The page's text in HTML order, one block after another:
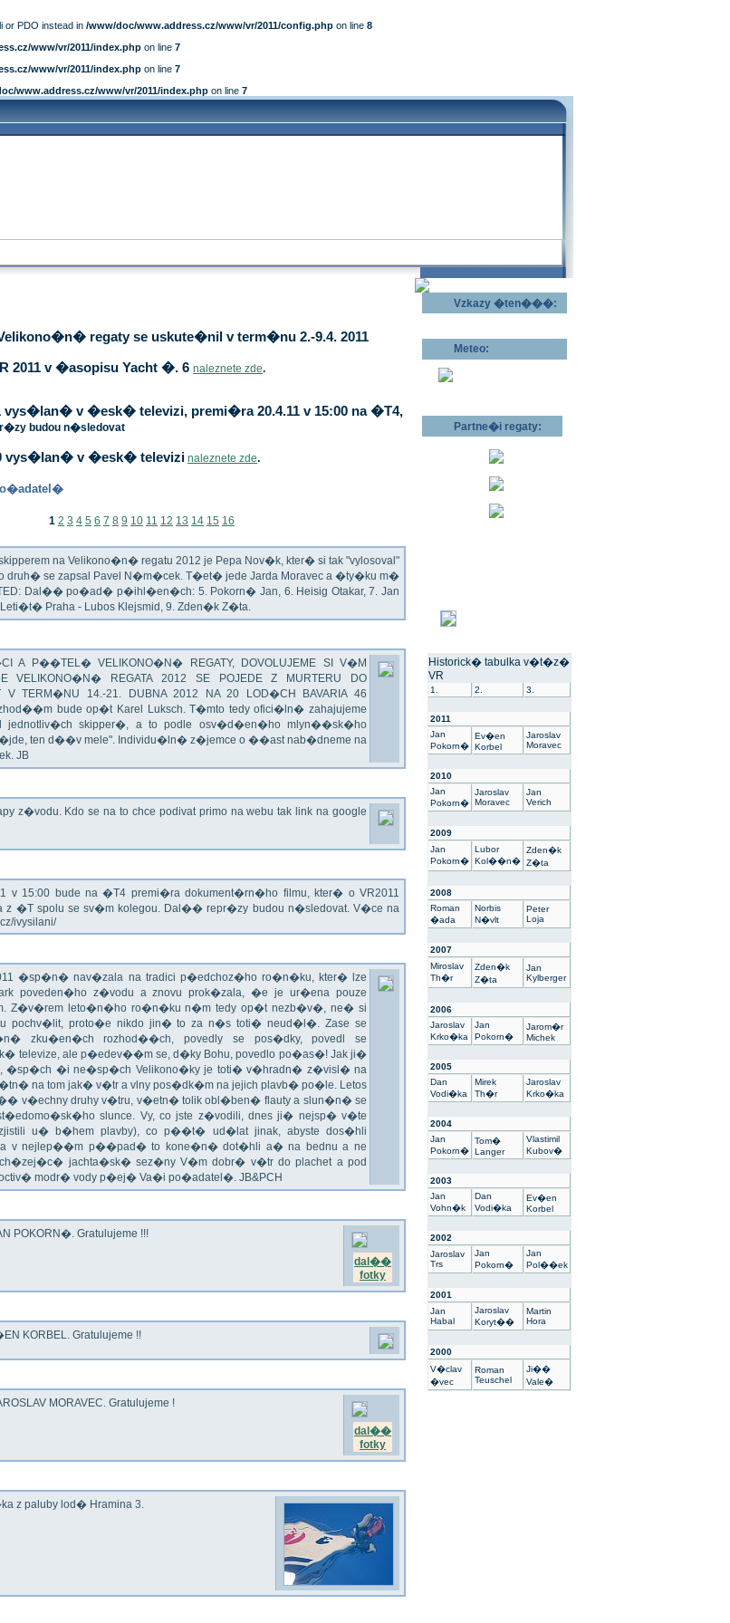
or PDO instead in /www/doc/www.address.cz/www/vr/2011/config.php on line 8
www/vr/2011/index.php on line 7
www/vr/2011/index.php on line 7
www.address.cz/www/vr/2011/index.php on line 7
regaty se uskute�nil v term�nu 2.-9.4. 2011
2011 v �asopisu Yacht �. 6 naleznete zde.
vys�lan� v �esk� televizi, premi�ra 20.4.11 v 15:00 na �T4,
budou n�sledovat
vys�lan� v �esk� televizi naleznete zde.
1 2 3 4 5 6 7 8 9 10 11 12 13 14 15 16
na Velikono�n� regatu 2012 je Pepa Nov�k, kter� si tak "vylosoval"
druh� se zapsal Pavel N�m�cek. T�et� jede Jarda Moravec a �ty�ku m�
Dal�� po�ad� p�ihl�en�ch: 5. Pokorn� Jan, 6. Heisig Otakar, 7. Jan
Praha - Lubos Klejsmid, 9. Zden�k Z�ta.
P��TEL� VELIKONO�N� REGATY, DOVOLUJEME SI V�M
VELIKONO�N� REGATA 2012 SE POJEDE Z MURTERU DO
V TERM�NU 14.-21. DUBNA 2012 NA 20 LOD�CH BAVARIA 46
bude op�t Karel Luksch. T�mto tedy ofici�ln� zahajujeme
skipper�, a to podle osv�d�en�ho mlyn��sk�ho
ten d��v mele". Individu�ln� z�jemce o ��ast nab�dneme na
JB
z�vodu. Kdo se na to chce podivat primo na webu tak link na google
v 15:00 bude na �T4 premi�ra dokument�rn�ho filmu, kter� o VR2011
z �T spolu se sv�m kolegou. Dal�� repr�zy budou n�sledovat. V�ce na
ivysilani/
�sp�n� nav�zala na tradici p�edchoz�ho ro�n�ku, kter� lze
poveden�ho z�vodu a znovu prok�zala, �e je ur�ena pouze
Z�v�rem leto�n�ho ro�n�ku n�m tedy op�t nezb�v�, ne� si
pochv�lit, proto�e nikdo jin� to za n�s toti� neud�l�. Zase se
zku�en�ch rozhod��ch, povedly se pos�dky, povedl se
televize, ale p�edev��m se, d�ky Bohu, povedlo po�as�! Jak ji�
�sp�ch �i ne�sp�ch Velikono�ky je toti� v�hradn� z�visl� na
na tom jak� v�tr a vlny pos�dk�m na jejich plavb� po�le. Letos
v�echny druhy v�tru, v�etn� tolik obl�ben� flauty a slun�n� se
slunce. Vy, co jste z�vodili, dnes ji� nejsp� v�te
u� b�hem plavby), co p��t� ud�lat jinak, abyste dos�hli
v nejlep��m p��pad� to kone�n� dot�hli a� na bednu a ne
jachta�sk� sez�ny V�m dobr� v�tr do plachet a pod
modr� vody p�ej� Va�i po�adatel�. JB&PCH
POKORN�. Gratulujeme !!!
dal��
fotky
KORBEL. Gratulujeme !!
MORAVEC. Gratulujeme !
dal��
fotky
z paluby lod� Hramina 3.
Vzkazy �ten���:
Meteo:
Partne�i regaty:
Historick� tabulka v�t�z�
VR
1. 2. 3.
2011
Jan
Pokorn�
Ev�en
Korbel
Jaroslav
Moravec
2010
Jan
Pokorn�
Jaroslav
Moravec
Jan
Verich
2009
Jan
Pokorn�
Lubor
Kol��n�
Zden�k
Z�ta
2008
Roman
�ada
Norbis
N�vlt
Peter
Loja
2007
Miroslav
Th�r
Zden�k
Z�ta
Jan
Kylberger
2006
Jaroslav
Krko�ka
Jan
Pokorn�
Jarom�r
Michek
2005
Dan
Vodi�ka
Mirek
Th�r
Jaroslav
Krko�ka
2004
Jan
Pokorn�
Tom�
Langer
Vlastimil
Kubov�
2003
Jan
Vohn�k
Dan
Vodi�ka
Ev�en
Korbel
2002
Jaroslav
Trs
Jan
Pokorn�
Jan
Pol��ek
2001
Jan
Habal
Jaroslav
Koryt��
Martin
Hora
2000
V�clav
�vec
Roman
Teuschel
Ji��
Vale�